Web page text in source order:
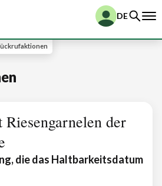
DE
der
die das Haltbarkeitsdatum